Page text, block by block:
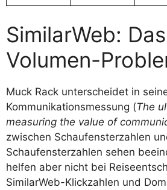
SimilarWeb: Das
Volumen-
Muck Rack unterscheidet in
Kommunikationsmessung (The
measuring the value of
zwischen Schaufensterzahlen
Schaufensterzahlen sehen
helfen aber nicht bei
SimilarWeb-Klickzahlen und